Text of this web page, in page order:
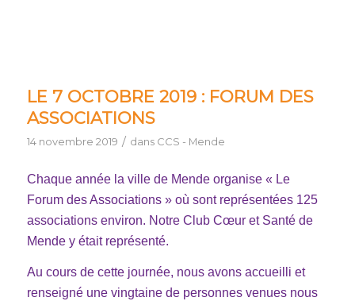
LE 7 OCTOBRE 2019 : FORUM DES
ASSOCIATIONS
14 novembre 2019 / dans CCS - Mende
Chaque année la ville de Mende organise « Le
Forum des Associations » où sont représentées 125
associations environ. Notre Club Cœur et Santé de
Mende y était représenté.
Au cours de cette journée, nous avons accueilli et
renseigné une vingtaine de personnes venues nous